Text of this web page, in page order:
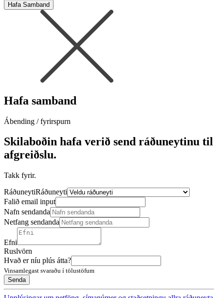
Hafa Samband
Hafa samband
Ábending / fyrirspurn
Skilaboðin hafa verið send ráðuneytinu til
afgreiðslu.
Takk fyrir.
RáðuneytiRáðuneyti
Falið email input
Nafn sendanda
Netfang sendanda
Efni
Ruslvörn
Hvað er níu plús átta?
Vinsamlegast svaraðu í tölustöfum